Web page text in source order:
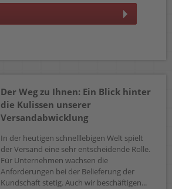
Der Weg zu Ihnen: Ein Blick hinter
die Kulissen unserer
Versandabwicklung
In der heutigen schnelllebigen Welt spielt
der Versand eine sehr entscheidende Rolle.
Für Unternehmen wachsen die
Anforderungen bei der Belieferung der
Kundschaft stetig. Auch wir beschäftigen...